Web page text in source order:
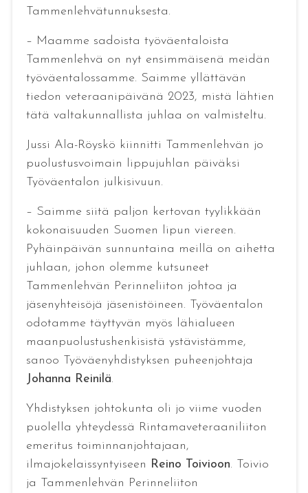
Tammenlehvätunnuksesta.
– Maamme sadoista työväentaloista
Tammenlehvä on nyt ensimmäisenä meidän
työväentalossamme. Saimme yllättävän
tiedon veteraanipäivänä 2023, mistä lähtien
tätä valtakunnallista juhlaa on valmisteltu.
Jussi Ala-Röyskö kiinnitti Tammenlehvän jo
puolustusvoimain lippujuhlan päiväksi
Työväentalon julkisivuun.
– Saimme siitä paljon kertovan tyylikkään
kokonaisuuden Suomen lipun viereen.
Pyhäinpäivän sunnuntaina meillä on aihetta
juhlaan, johon olemme kutsuneet
Tammenlehvän Perinneliiton johtoa ja
jäsenyhteisöjä jäsenistöineen. Työväentalon
odotamme täyttyvän myös lähialueen
maanpuolustushenkisistä ystävistämme,
sanoo Työväenyhdistyksen puheenjohtaja
Johanna Reinilä.
Yhdistyksen johtokunta oli jo viime vuoden
puolella yhteydessä Rintamaveteraaniliiton
emeritus toiminnanjohtajaan,
ilmajokelaissyntyiseen Reino Toivioon. Toivio
ja Tammenlehvän Perinneliiton